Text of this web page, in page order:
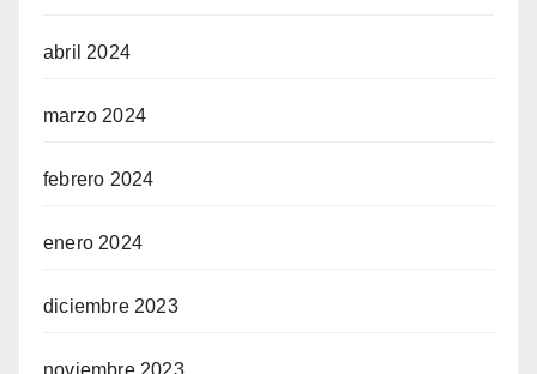
abril 2024
marzo 2024
febrero 2024
enero 2024
diciembre 2023
noviembre 2023